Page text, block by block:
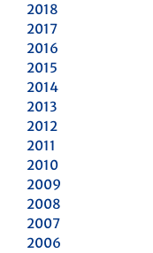
2018
2017
2016
2015
2014
2013
2012
2011
2010
2009
2008
2007
2006